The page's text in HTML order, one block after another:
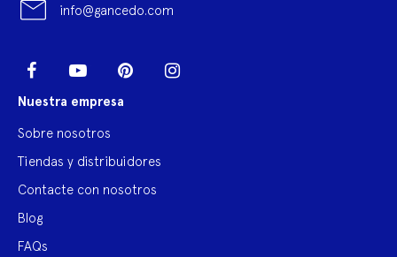
info@gancedo.com
Facebook YouTube Pinterest
Nuestra empresa
Sobre nosotros
Tiendas y distribuidores
Contacte con nosotros
Blog
FAQs